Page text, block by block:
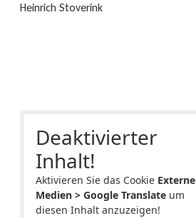
Heinrich Stoverink
Deaktivierter
Inhalt!
Aktivieren Sie das Cookie Externe
Medien > Google Translateum
diesen Inhalt anzuzeigen!